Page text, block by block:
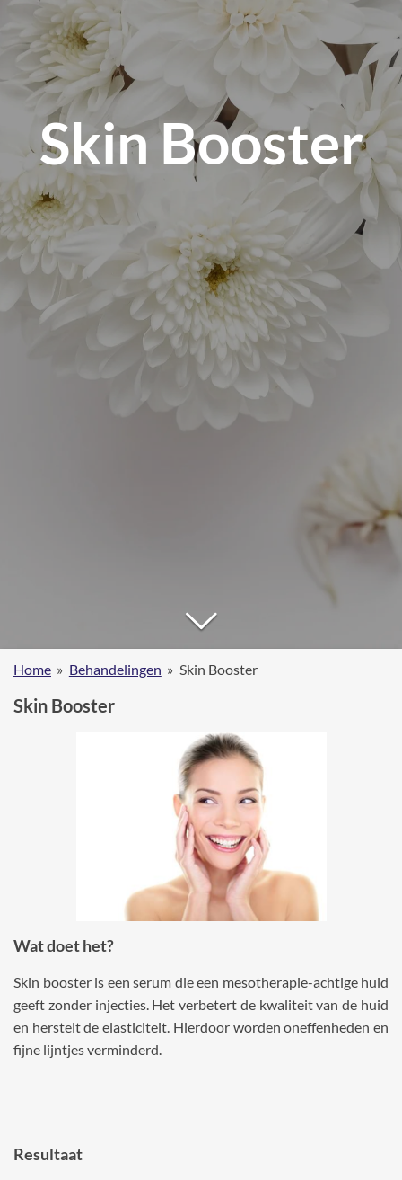
Skin Booster
Home » Behandelingen » Skin Booster
Skin Booster
Wat doet het?
Skin booster is een serum die een mesotherapie-achtige huid
geeft zonder injecties. Het verbetert de kwaliteit van de huid
en herstelt de elasticiteit. Hierdoor worden oneffenheden en
fijne lijntjes verminderd.
Resultaat